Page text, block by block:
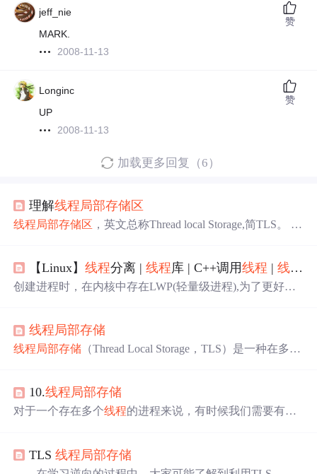
jeff_nie
MARK.
2008-11-13
赞
Longinc
UP
2008-11-13
赞
加载更多回复（6）
理解线程局部存储区
线程局部存储区 ，英文总称Thread local Storage,简TLS。 那
助的，比如我们使用TLS来确定线程
运行了多长时间。 C/
C++的运行库也使用了TLS，但是C/C++运行库是在多线程
【Linux】线程分离 |线程库 | C++调用线程 |线程
创建进程时，在内核中存在LWP(轻量级进程),为了更好管
程
属性 即TCB。即
的， 若不能被join，线程对应的资源就无法释放，进而造
不关心线程 的返回值，join是一种负担，创建一个
提前告诉它，要分离这个线程。
线程局部存储
线程局部存储 （Thread Local Storage，TLS）是一种在多线
机制确保了数据的线程
态变量在并发环境下的竞态条件和数据不一致问题。线程
其他同步机制来访问这些数据。
10.线程局部存储
对于一个存在多个线程的进程来说，有时候我们需要有一
个实例对象操作的都是自己的属性。我们把这样的数据称
之为。上述程序一共创建 5 个线程，每个线程都会自己生
TLS线程局部存储